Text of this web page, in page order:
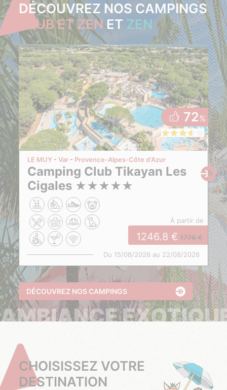
DÉCOUVREZ NOS CAMPINGS
CLUB ET ZENET ZEN
72%
6344 avis
LE MUY Var Provence-Alpes-Côte d'Azur
Camping Club Tikayan Les
Cigales ★★★★★
à partir de
1246.8 1776
Du 15/08/2026 au 22/08/2026
DÉCOUVREZ NOS CAMPINGS
AMBIANCE
CHOISISSEZ VOTRE
DESTINATION